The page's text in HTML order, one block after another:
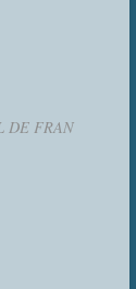
DE FRAN